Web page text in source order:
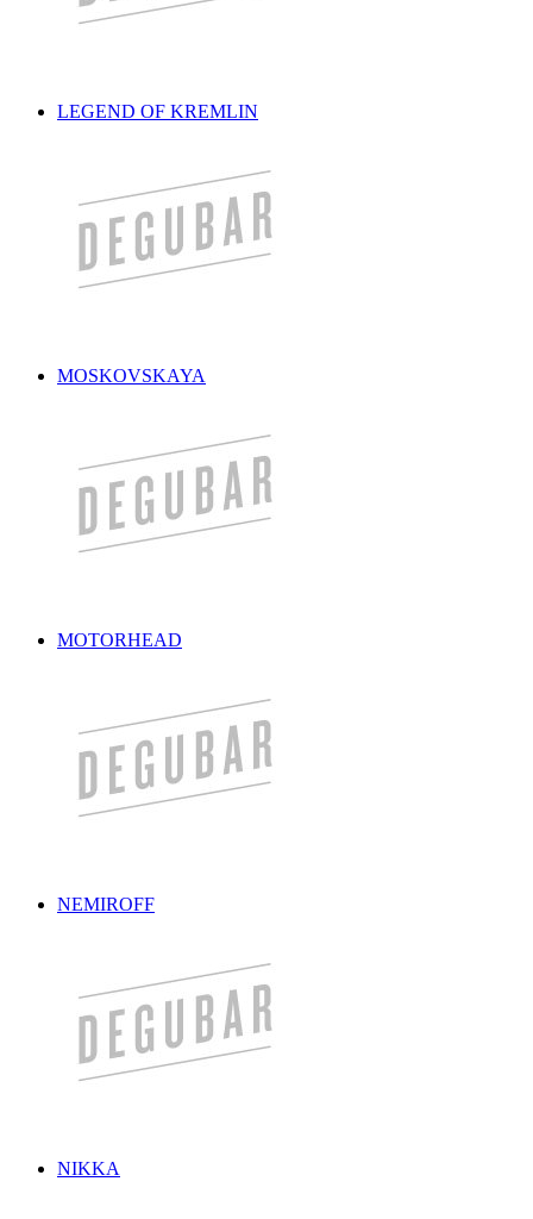
LEGEND OF KREMLIN
MOSKOVSKAYA
MOTORHEAD
NEMIROFF
NIKKA